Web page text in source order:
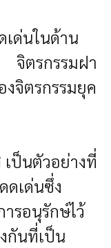
เด่นในด้าน
จิตรกรรมฝา
จิตรกรรมยุค
ป็นตัวอย่างที่
ดเด่นซึ่ง
รอนุรักษ์ไว้
กันที่เป็น